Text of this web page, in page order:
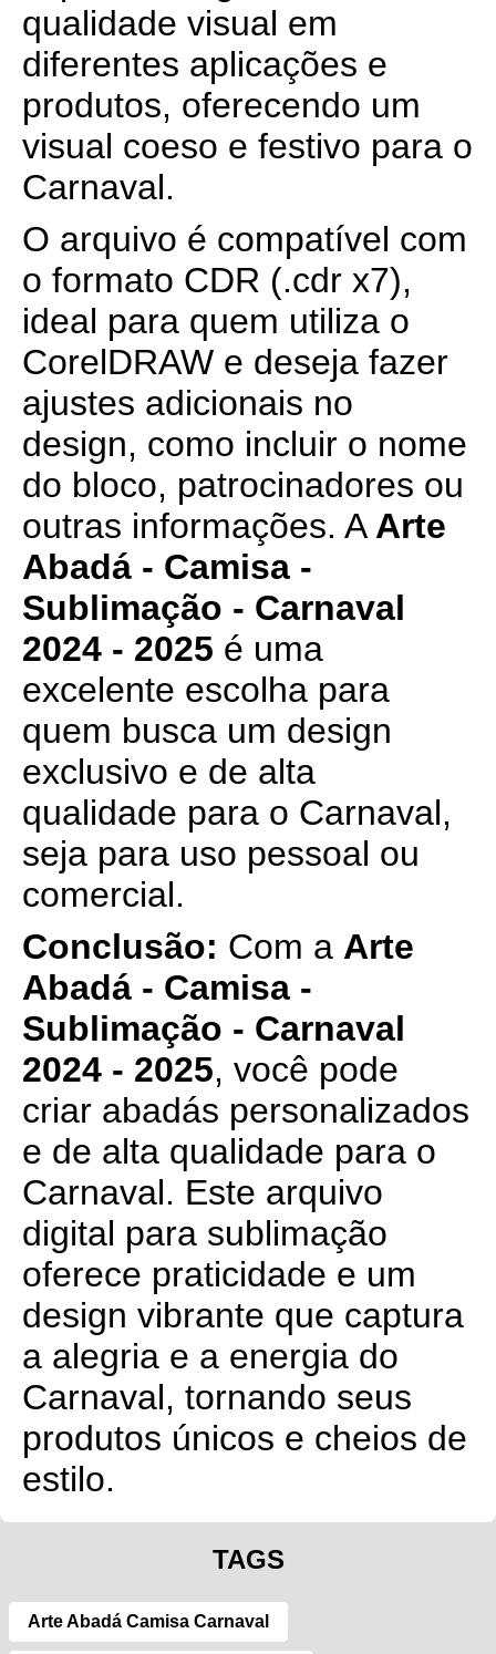
qualidade visual em
diferentes aplicações e
produtos, oferecendo um
visual coeso e festivo para o
Carnaval.
O arquivo é compatível com
o formato CDR (.cdr x7),
ideal para quem utiliza o
CorelDRAW e deseja fazer
ajustes adicionais no
design, como incluir o nome
do bloco, patrocinadores ou
outras informações. A Arte
Abadá - Camisa -
Sublimação - Carnaval
2024 - 2025 é uma
excelente escolha para
quem busca um design
exclusivo e de alta
qualidade para o Carnaval,
seja para uso pessoal ou
comercial.
Conclusão: Com a Arte
Abadá - Camisa -
Sublimação - Carnaval
2024 - 2025, você pode
criar abadás personalizados
e de alta qualidade para o
Carnaval. Este arquivo
digital para sublimação
oferece praticidade e um
design vibrante que captura
a alegria e a energia do
Carnaval, tornando seus
produtos únicos e cheios de
estilo.
TAGS
Arte Abadá Camisa Carnaval